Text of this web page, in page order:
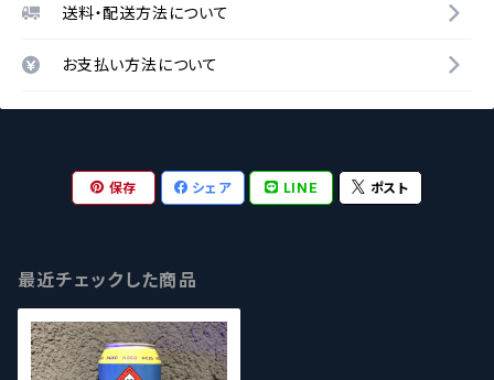
送料・配送方法について
お支払い方法について
保存 シェア LINE ポスト
最近チェックした商品